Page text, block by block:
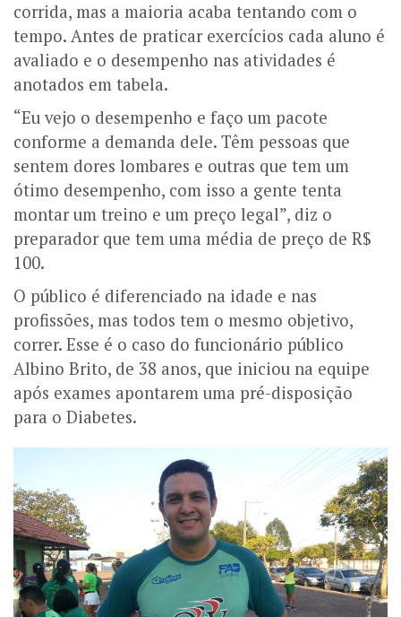
corrida, mas a maioria acaba tentando com o
tempo. Antes de praticar exercícios cada aluno é
avaliado e o desempenho nas atividades é
anotados em tabela.
“Eu vejo o desempenho e faço um pacote
conforme a demanda dele. Têm pessoas que
sentem dores lombares e outras que tem um
ótimo desempenho, com isso a gente tenta
montar um treino e um preço legal”, diz o
preparador que tem uma média de preço de R$
100.
O público é diferenciado na idade e nas
profissões, mas todos tem o mesmo objetivo,
correr. Esse é o caso do funcionário público
Albino Brito, de 38 anos, que iniciou na equipe
após exames apontarem uma pré-disposição
para o Diabetes.